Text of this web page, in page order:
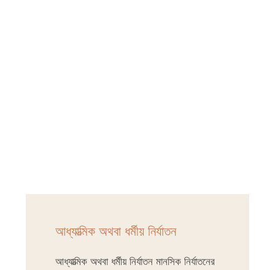
আধ্যাত্মিক অথবা ধর্মীয় নির্যাতন
আধ্যাত্মিক অথবা ধর্মীয় নির্যাতন মানসিক নির্যাতনের